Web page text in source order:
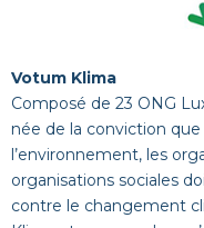
Votum Klima
Composé de 23 ONG
née de la conviction
l’environnement, les
organisations sociales
contre le changement